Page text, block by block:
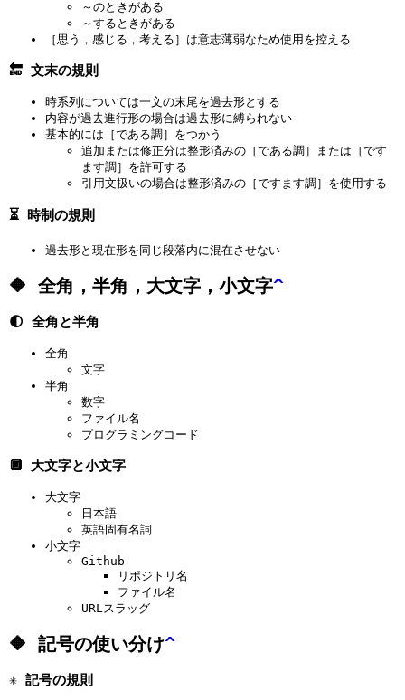
～のときがある
～するときがある
［思う，感じる，考える］は意志薄弱なため使用を控える
🔚 文末の規則
時系列については一文の末尾を過去形とする
内容が過去進行形の場合は過去形に縛られない
基本的には［である調］をつかう
追加または修正分は整形済みの［である調］または［です
ます調］を許可する
引用文扱いの場合は整形済みの［ですます調］を使用する
⏳ 時制の規則
過去形と現在形を同じ段落内に混在させない
🔶 全角，半角，大文字，小文字^
🌓 全角と半角
全角
文字
半角
数字
ファイル名
プログラミングコード
🔲 大文字と小文字
大文字
日本語
英語固有名詞
小文字
Github
リポジトリ名
ファイル名
URLスラッグ
🔶 記号の使い分け^
✳️ 記号の規則